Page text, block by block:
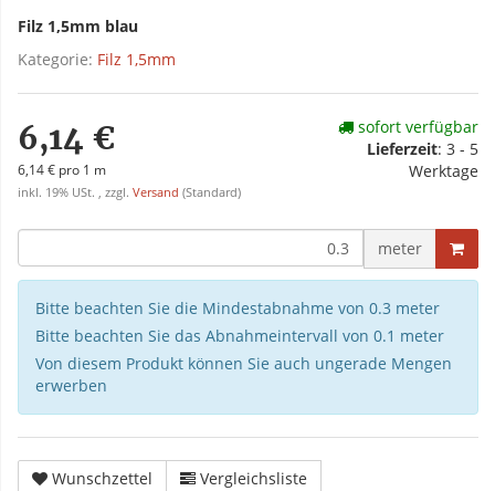
Filz 1,5mm blau
Kategorie: Filz 1,5mm
6,14 €
6,14 € pro 1 m
inkl. 19% USt. , zzgl. Versand (Standard)
sofort verfügbar
Lieferzeit: 3 - 5
Werktage
meter
Bitte beachten Sie die Mindestabnahme von 0.3 meter
Bitte beachten Sie das Abnahmeintervall von 0.1 meter
Von diesem Produkt können Sie auch ungerade Mengen
erwerben
Wunschzettel
Vergleichsliste